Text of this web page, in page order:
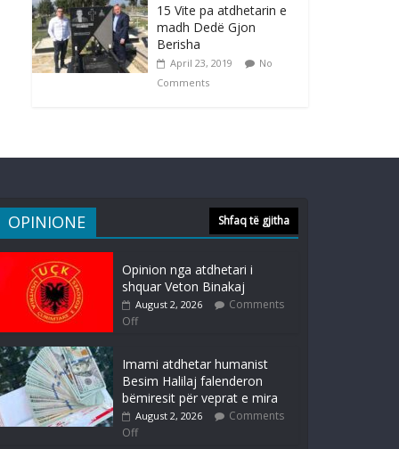
15 Vite pa atdhetarin e
madh Dedë Gjon
Berisha
April 23, 2019
No
Comments
OPINIONE Shfaq të gjitha
Opinion nga atdhetari i
shquar Veton Binakaj
August 2, 2026
Comments
Off
Imami atdhetar humanist
Besim Halilaj falenderon
bëmiresit për veprat e mira
August 2, 2026
Comments
Off